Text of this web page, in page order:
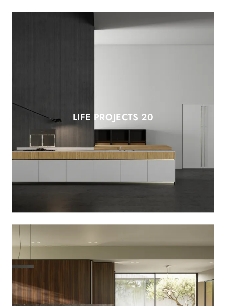
LIFE PROJECTS 20